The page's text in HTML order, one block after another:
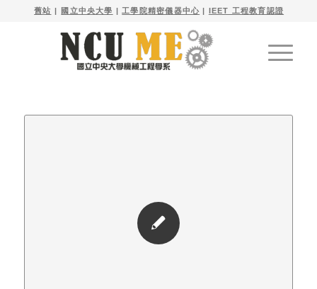
舊站 | 國立中央大學 | 工學院精密儀器中心 | IEET 工程教育認證